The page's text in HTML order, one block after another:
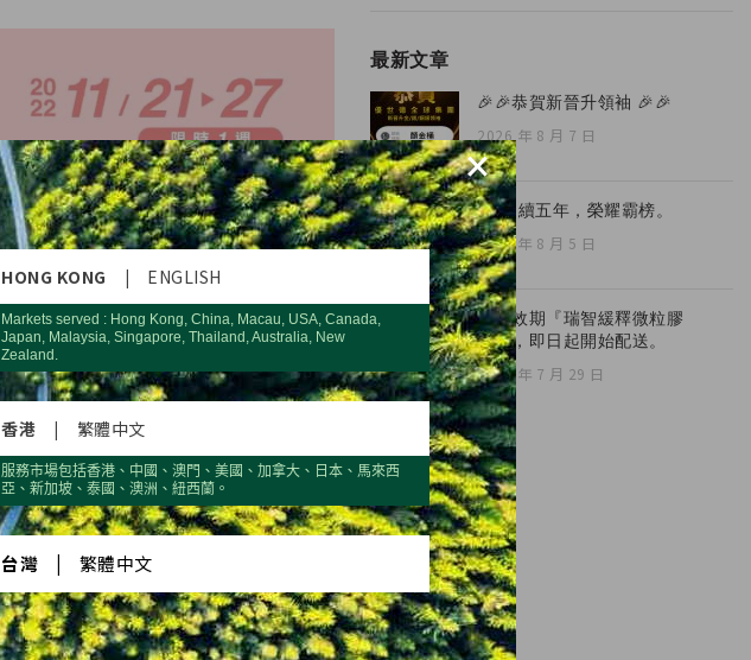
最新文章
🎉🎉恭賀新晉升領袖 🎉🎉
2026 年 8 月 7 日
🏆 連續五年，榮耀霸榜。
2026 年 8 月 5 日
全新效期『瑞智緩釋微粒膠
囊』，即日起開始配送。
2026 年 7 月 29 日
×
HONG KONG | ENGLISH
Markets served : Hong Kong, China, Macau, USA, Canada,
Japan, Malaysia, Singapore, Thailand, Australia, New
Zealand.
香港 | 繁體中文
服務市場包括香港、中國、澳門、美國、加拿大、日本、馬來西
亞、新加坡、泰國、澳洲、紐西蘭。
台灣 繁體中文